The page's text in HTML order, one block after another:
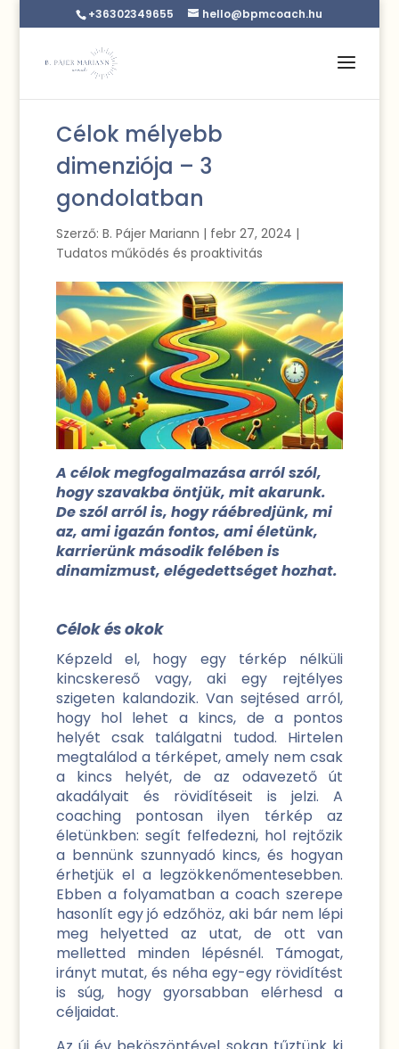
+36302349655 hello@bpmcoach.hu
Célok mélyebb
dimenziója – 3
gondolatban
Szerző: B. Pájer Mariann | febr 27, 2024 |
Tudatos működés és proaktivitás
A célok megfogalmazása arról szól,
hogy szavakba öntjük, mit akarunk.
De szól arról is, hogy ráébredjünk, mi
az, ami igazán fontos, ami életünk,
karrierünk második felében is
dinamizmust, elégedettséget hozhat.
Célok és okok
Képzeld el, hogy egy térkép nélküli
kincskereső vagy, aki egy rejtélyes
szigeten kalandozik. Van sejtésed arról,
hogy hol lehet a kincs, de a pontos
helyét csak találgatni tudod. Hirtelen
megtalálod a térképet, amely nem csak
a kincs helyét, de az odavezető út
akadályait és rövidítéseit is jelzi. A
coaching pontosan ilyen térkép az
életünkben: segít felfedezni, hol rejtőzik
a bennünk szunnyadó kincs, és hogyan
érhetjük el a legzökkenőmentesebben.
Ebben a folyamatban a coach szerepe
hasonlít egy jó edzőhöz, aki bár nem lépi
meg helyetted az utat, de ott van
melletted minden lépésnél. Támogat,
irányt mutat, és néha egy-egy rövidítést
is súg, hogy gyorsabban elérhesd a
céljaidat.